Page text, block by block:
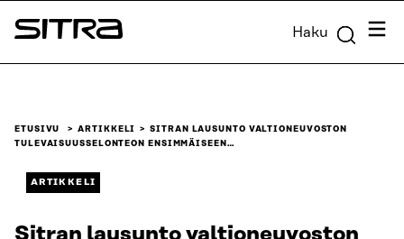
Siirry
suoraan
Sitra Haku
ETUSIVU ARTIKKELI
​​SITRAN LAUSUNTO VALTIONEUVOSTON
TULEVAISUUSSELONTEON ENSIMMÄISEEN…
ARTIKKELI